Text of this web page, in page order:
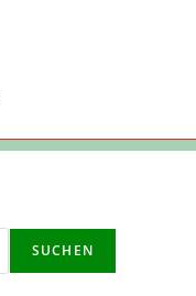
Website-
Suche
SUCHEN